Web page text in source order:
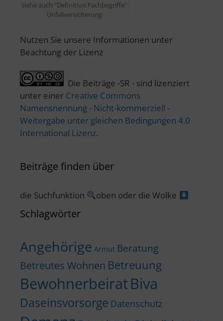
siehe auch "Definition Fachbegriffe"
Unfallversicherung
Nutzen Sie unsere Informationen unter
Beachtung der Lizenz
Die Beiträge -SR - sind lizenziert
unter einer Creative Commons
Namensnennung - Nicht-kommerziell -
Weitergabe unter gleichen Bedingungen 4.0
International Lizenz.
Beiträge finden über
die Suchfunktion oben oder die Wolke
Schlagwörter
Angehörige Armut Beratung
Betreutes Wohnen Betreuung
BewohnerbeiratBiva
Daseinsvorsorge Datenschutz